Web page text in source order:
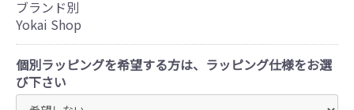
ブランド別
Yokai Shop
個別ラッピングを希望する方は、ラッピング仕様をお選
び下さい